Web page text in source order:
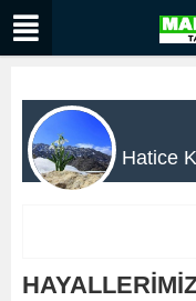
Hatice